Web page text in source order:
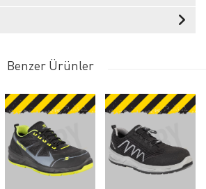
Benzer Ürünler